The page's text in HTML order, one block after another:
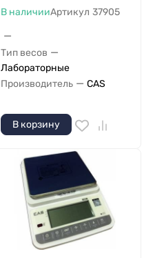
В наличииАртикул 37905
—
Тип весов —
Лабораторные
Производитель — CAS
В корзину